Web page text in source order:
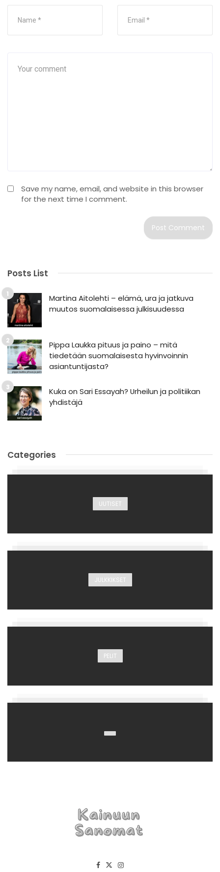
Save my name, email, and website in this browser
for the next time I comment.
Posts List
Martina Aitolehti – elämä, ura ja jatkuva
muutos suomalaisessa julkisuudessa
Pippa Laukka pituus ja paino – mitä
tiedetään suomalaisesta hyvinvoinnin
asiantuntijasta?
Kuka on Sari Essayah? Urheilun ja politiikan
yhdistäjä
Categories
UUTISET
JULKKIKSET
PELIT